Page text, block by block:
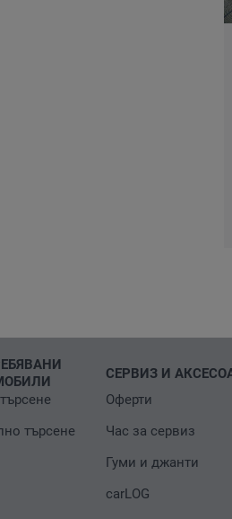
търсене
СЕРВИЗ И
Оферти
Час за сервиз
Гуми и джанти
carLOG